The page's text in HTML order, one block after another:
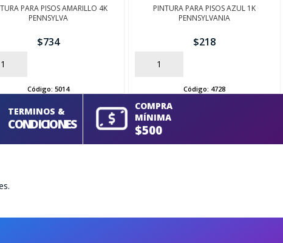
PARA PISOS AMARILLO 4K
PENNSYLVA
$734
Código: 5014
PINTURA PARA PISOS AZUL 1K
PENNSYLVANIA
$218
AÑADIR
Código: 4728
TERMINOS &
CONDICIONES
COMPRA
MÍNIMA
$500